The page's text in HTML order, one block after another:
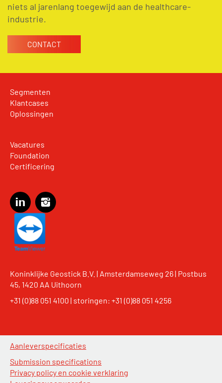
niets al jarenlang toegewijd aan de healthcare-
industrie.
CONTACT
Segmenten
Klantcases
Oplossingen
Vacatures
Foundation
Certificering
Koninklijke Geostick B.V. | Amsterdamseweg 26 | Postbus
45, 1420 AA Uithoorn
+31 (0)88 051 4100 | storingen: +31 (0)88 051 4256
Aanleverspecificaties
Submission specifications
Privacy policy en cookie verklaring